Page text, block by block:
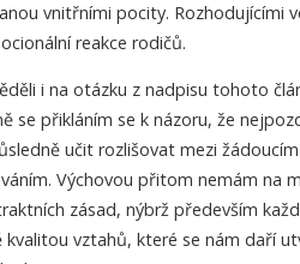
vnitřními pocity. Rozhodujícími
reakce rodičů.
i na otázku z nadpisu tohoto
se přikláním se k názoru, že
učit rozlišovat mezi
Výchovou přitom nemám na
zásad, nýbrž především
vztahů, které se nám daří